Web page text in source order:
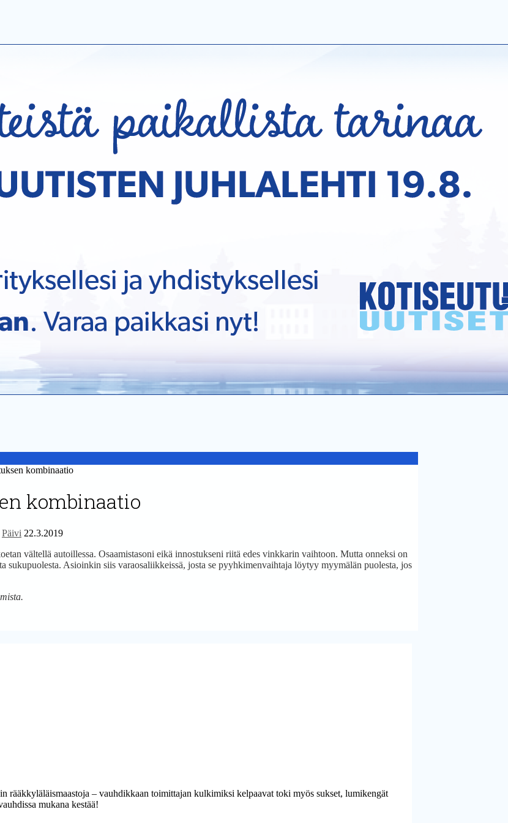
kombinaatio
kombinaatio
Päivi 22.3.2019
vältellä autoillessa. Osaamistasoni eikä innostukseni riitä edes vinkkarin vaihtoon. Mutta onneksi on
sukupuolesta. Asioinkin siis varaosaliikkeissä, josta se pyyhkimenvaihtaja löytyy myymälän puolesta, jos
rääkkyläläismaastoja – vauhdikkaan toimittajan kulkimiksi kelpaavat toki myös sukset, lumikengät
mukana kestää!